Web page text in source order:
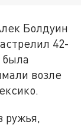
Болдуин
42-
была
возле
ружья,